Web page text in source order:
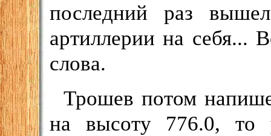
последний раз
артиллерии на себя...
слова.
Трошев потом
на высоту 776.0, то